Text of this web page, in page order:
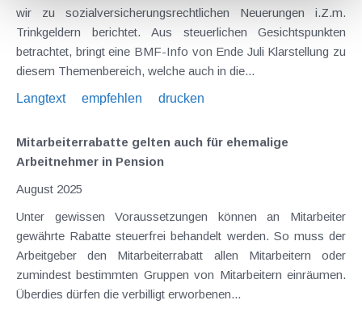
wir zu sozialversicherungsrechtlichen Neuerungen i.Z.m.
Trinkgeldern berichtet. Aus steuerlichen Gesichtspunkten
betrachtet, bringt eine BMF-Info von Ende Juli Klarstellung zu
diesem Themenbereich, welche auch in die...
Langtext
empfehlen drucken
Mitarbeiterrabatte gelten auch für ehemalige
Arbeitnehmer in Pension
August 2025
Unter gewissen Voraussetzungen können an Mitarbeiter
gewährte Rabatte steuerfrei behandelt werden. So muss der
Arbeitgeber den Mitarbeiterrabatt allen Mitarbeitern oder
zumindest bestimmten Gruppen von Mitarbeitern einräumen.
Überdies dürfen die verbilligt erworbenen...